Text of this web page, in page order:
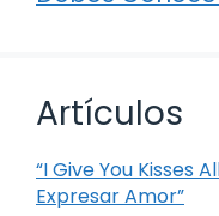
Artículos
“I Give You Kisses
Expresar Amor”